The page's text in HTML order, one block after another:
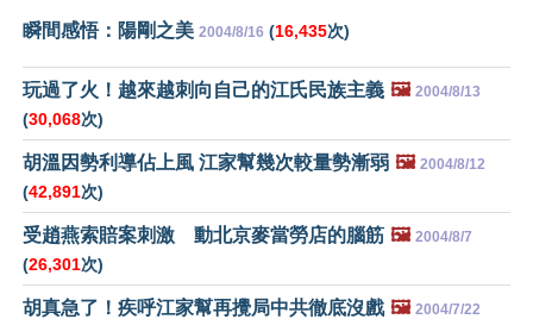
瞬間感悟：陽剛之美 2004/8/16 (16,435次)
玩過了火！越來越刺向自己的江氏民族主義 🖼️ 2004/8/13
(30,068次)
胡溫因勢利導佔上風 江家幫幾次較量勢漸弱 🖼️ 2004/8/12
(42,891次)
受趙燕索賠案刺激 動北京麥當勞店的腦筋 🖼️ 2004/8/7
(26,301次)
胡真急了！疾呼江家幫再攪局中共徹底沒戲 🖼️ 2004/7/22